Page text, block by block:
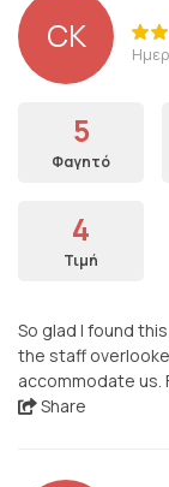
CK
5
Φαγητό
4
Τιμή
So glad I found
the staff
accommodate us.
Share